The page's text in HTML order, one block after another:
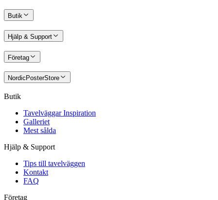
Butik
Hjälp & Support
Företag
NordicPosterStore
Butik
Tavelväggar Inspiration
Galleriet
Mest sålda
Hjälp & Support
Tips till tavelväggen
Kontakt
FAQ
Företag